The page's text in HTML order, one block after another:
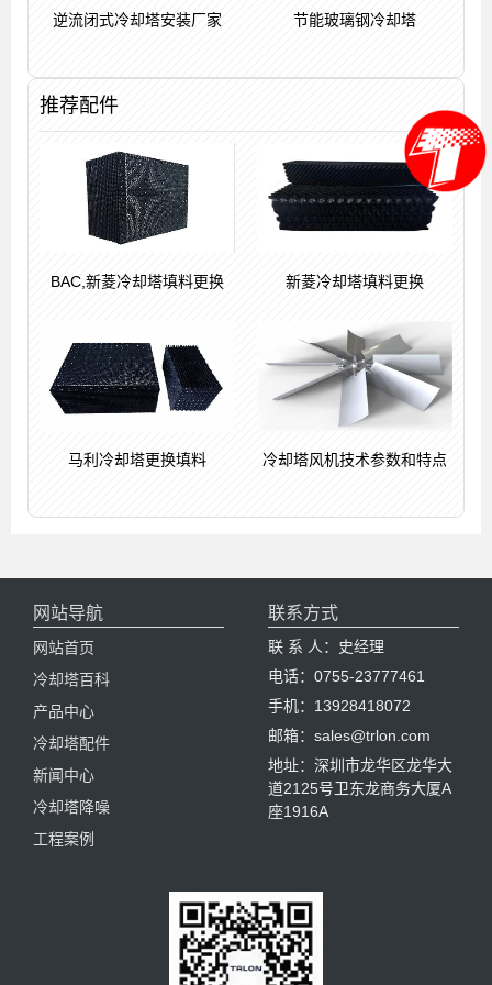
逆流闭式冷却塔安装厂家 节能玻璃钢冷却塔
推荐配件
BAC,新菱冷却塔填料更换 新菱冷却塔填料更换
马利冷却塔更换填料 冷却塔风机技术参数和特点
网站导航
网站首页
冷却塔百科
产品中心
冷却塔配件
新闻中心
冷却塔降噪
工程案例
联系方式
联 系 人：史经理
电话：0755-23777461
手机：13928418072
邮箱：sales@trlon.com
地址：深圳市龙华区龙华大
道2125号卫东龙商务大厦A
座1916A